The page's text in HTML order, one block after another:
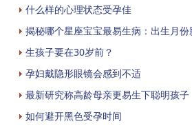
什么样的心理状态受孕佳
揭秘哪个星座宝宝最易生病：出生月
生孩子要在30岁前？
孕妇戴隐形眼镜会感到不适
最新研究称高龄母亲更易生下聪明孩子
如何避开黑色受孕时间